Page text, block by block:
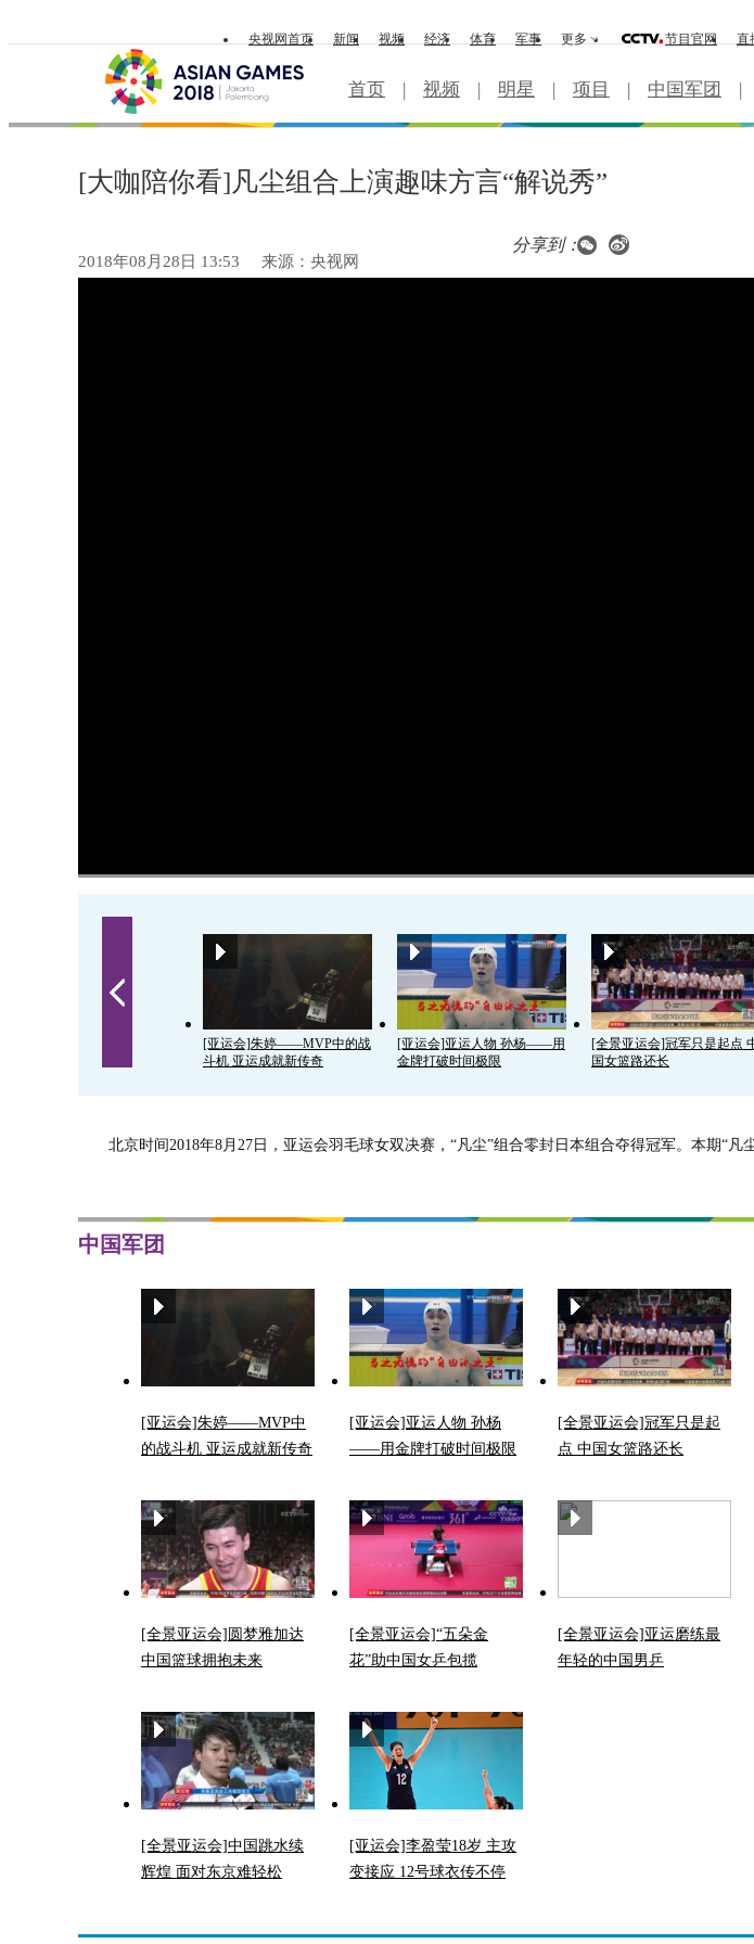
央视网首页 新闻 视频 经济 体育 军事 更多 节目官网 直
首页 | 视频 | 明星 | 项目 | 中国军团 |
[大咖陪你看]凡尘组合上演趣味方言“解说秀”
2018年08月28日 13:53 来源：央视网
分享到：
[亚运会]朱婷——MVP中的战
斗机 亚运成就新传奇
[亚运会]亚运人物 孙杨——用
金牌打破时间极限
[全景亚运会]冠军只是起点
国女篮路还长
北京时间2018年8月27日，亚运会羽毛球女双决赛，“凡尘”组合零封日本组合夺得冠军。本期“凡
中国军团
[亚运会]朱婷——MVP中
的战斗机 亚运成就新传奇
[亚运会]亚运人物 孙杨
——用金牌打破时间极限
[全景亚运会]冠军只是起
点 中国女篮路还长
[全景亚运会]圆梦雅加达
中国篮球拥抱未来
[全景亚运会]“五朵金
花”助中国女乒包揽
[全景亚运会]亚运磨练最
年轻的中国男乒
[全景亚运会]中国跳水续
辉煌 面对东京难轻松
[亚运会]李盈莹18岁 主攻
变接应 12号球衣传不停